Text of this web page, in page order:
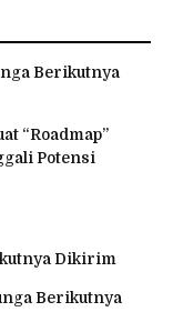
Berikutnya
“Roadmap”
Potensi
Dikirim
Berikutnya